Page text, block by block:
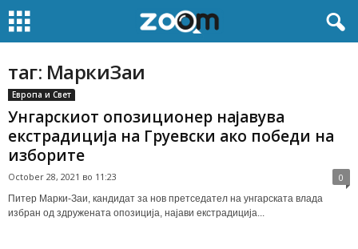
таг: МаркиЗаи
Европа и Свет
Унгарскиот опозиционер најавува
екстрадиција на Груевски ако победи на
изборите
October 28, 2021 во 11:23 0
Питер Марки-Заи, кандидат за нов претседател на унгарската влада
избран од здружената опозиција, најави екстрадиција...